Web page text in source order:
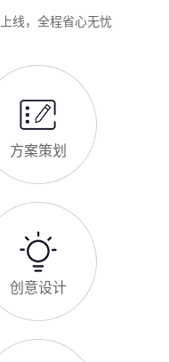
线，全程省心无忧
方案策划
创意设计